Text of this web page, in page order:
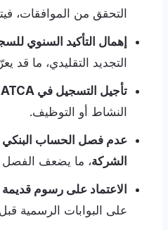
التحقق من الموافقات،
إهمال التأكيد السنوي
التجديد التقليدي، ما قد
تأجيل التسجيل في ZATCA وGOSI وقوى
النشاط أو التوظيف.
عدم فصل الحساب
الشركة، ما يضعف الفصل
الاعتماد على رسوم قديمة
على البوابات الرسمية